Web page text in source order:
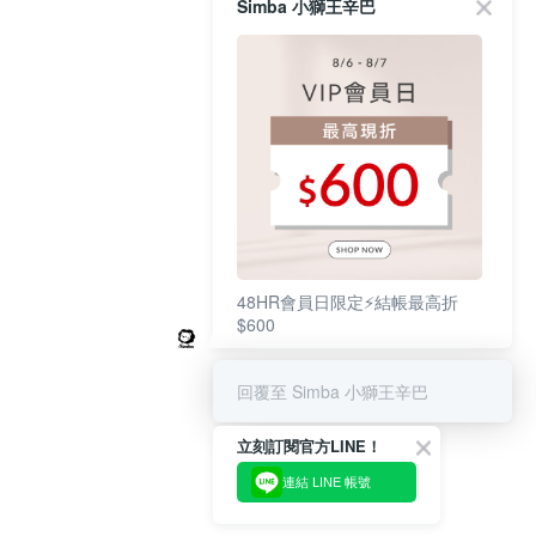
Simba 小獅王辛巴
48HR會員日限定⚡結帳最高折
$600
回覆至 Simba 小獅王辛巴
立刻訂閱官方LINE！
連結 LINE 帳號